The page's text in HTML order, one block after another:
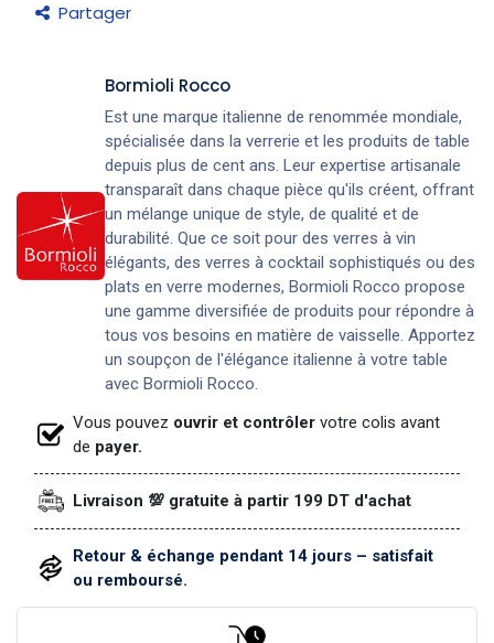
Partager
Bormioli Rocco
Est une marque italienne de renommée mondiale,
spécialisée dans la verrerie et les produits de table
depuis plus de cent ans. Leur expertise artisanale
transparaît dans chaque pièce qu'ils créent, offrant
un mélange unique de style, de qualité et de
durabilité. Que ce soit pour des verres à vin
élégants, des verres à cocktail sophistiqués ou des
plats en verre modernes, Bormioli Rocco propose
une gamme diversifiée de produits pour répondre à
tous vos besoins en matière de vaisselle. Apportez
un soupçon de l'élégance italienne à votre table
avec Bormioli Rocco.
Vous pouvez ouvrir et contrôler votre colis avant
de payer.
Livraison 💯 gratuite à partir 199 DT d'achat
Retour & échange pendant 14 jours – satisfait
ou remboursé.